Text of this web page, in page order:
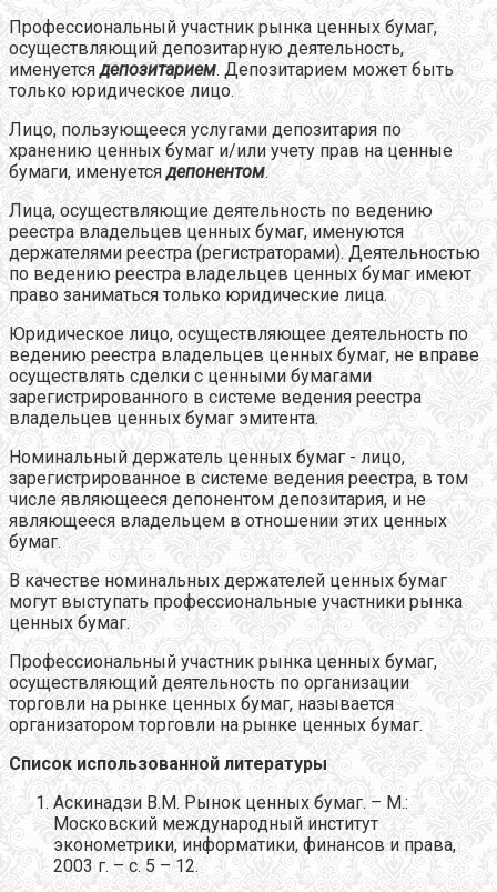
Профессиональный участник рынка ценных бумаг,
осуществляющий депозитарную деятельность,
именуетсядепозитарием. Депозитарием может быть
только юридическое лицо.
Лицо, пользующееся услугами депозитария по
хранению ценных бумаг и/или учету прав на ценные
бумаги, именуетсядепонентом.
Лица, осуществляющие деятельность по ведению
реестра владельцев ценных бумаг, именуются
держателями реестра (регистраторами). Деятельностью
по ведению реестра владельцев ценных бумаг имеют
право заниматься только юридические лица.
Юридическое лицо, осуществляющее деятельность по
ведению реестра владельцев ценных бумаг, не вправе
осуществлять сделки с ценными бумагами
зарегистрированного в системе ведения реестра
владельцев ценных бумаг эмитента.
Номинальный держатель ценных бумаг - лицо,
зарегистрированное в системе ведения реестра, в том
числе являющееся депонентом депозитария, и не
являющееся владельцем в отношении этих ценных
бумаг.
В качестве номинальных держателей ценных бумаг
могут выступать профессиональные участники рынка
ценных бумаг.
Профессиональный участник рынка ценных бумаг,
осуществляющий деятельность по организации
торговли на рынке ценных бумаг, называется
организатором торговли на рынке ценных бумаг.
Список использованной литературы
Аскинадзи В.М. Рынок ценных бумаг. – М.:
Московский международный институт
эконометрики, информатики, финансов и права,
2003 г. – с. 5 – 12.